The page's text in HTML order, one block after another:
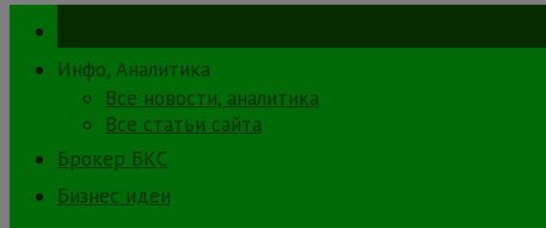
Инфо, Аналитика
Все новости, аналитика
Все статьи сайта
Брокер БКС
Бизнес идеи